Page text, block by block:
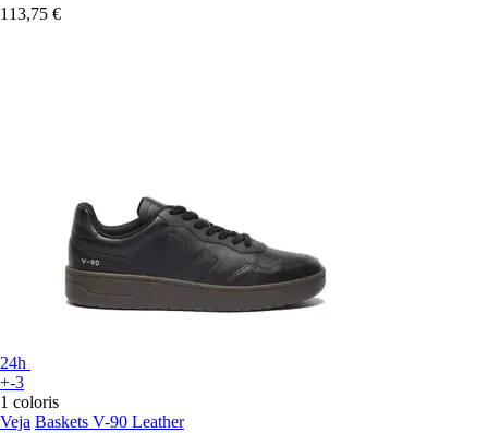
113,75 €
24h
+-3
1 coloris
Veja Baskets V-90 Leather